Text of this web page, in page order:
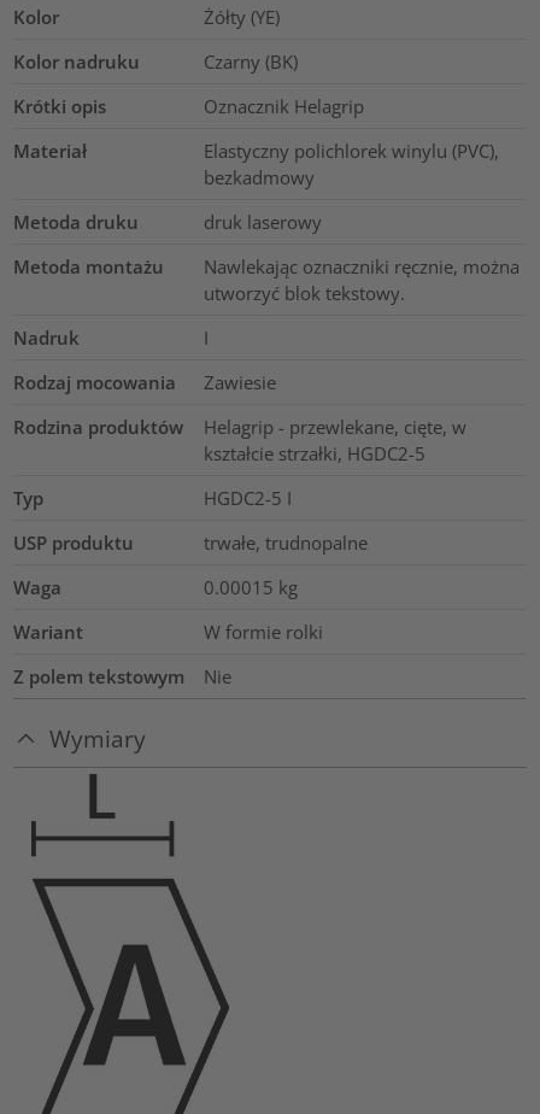
Kolor
Żółty (YE)
Kolor nadruku
Czarny (BK)
Krótki opis
Oznacznik Helagrip
Materiał
Elastyczny polichlorek winylu (PVC),
bezkadmowy
Metoda druku
druk laserowy
Metoda montażu
Nawlekając oznaczniki ręcznie, można
utworzyć blok tekstowy.
Nadruk
I
Rodzaj mocowania
Zawiesie
Rodzina produktów
Helagrip - przewlekane, cięte, w
kształcie strzałki, HGDC2-5
Typ
HGDC2-5 I
USP produktu
trwałe, trudnopalne
Waga
0.00015 kg
Wariant
W formie rolki
Z polem tekstowym
Nie
Wymiary